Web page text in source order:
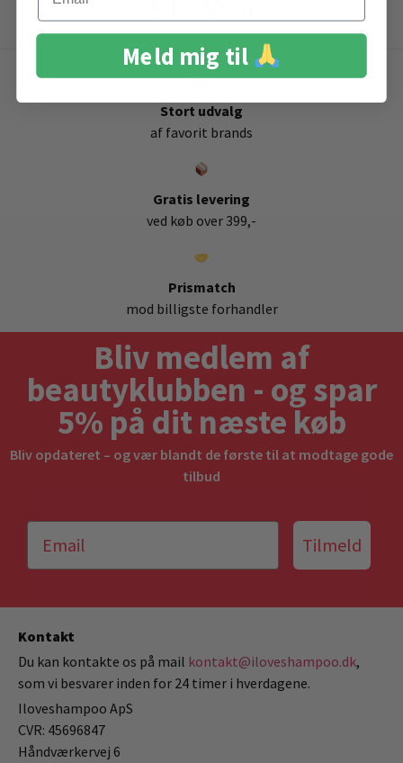
Stort udvalg
af favorit brands
Gratis levering
ved køb over 399,-
Prismatch
mod billigste forhandler
Bliv medlem af
beautyklubben - og spar
5% på dit næste køb
Bliv opdateret – og vær blandt de første til at modtage gode
tilbud
Tilmeld
Kontakt
Du kan kontakte os på mail kontakt@iloveshampoo.dk,
som vi besvarer inden for 24 timer i hverdagene.
Iloveshampoo ApS
CVR: 45696847
Håndværkervej 6
Meld mig til